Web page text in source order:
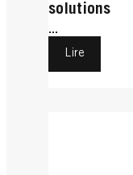
solutions
...
Lire